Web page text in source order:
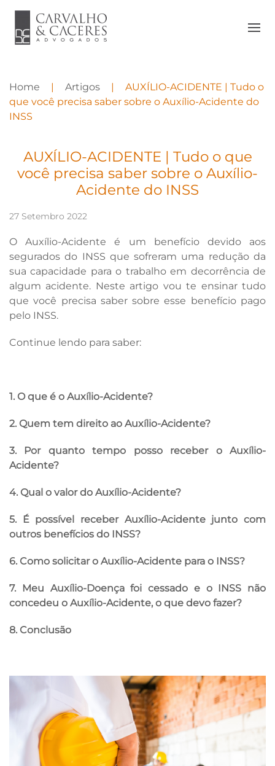
Home Artigos
AUXÍLIO-ACIDENTE | Tudo o
que você precisa saber sobre o Auxílio-Acidente do
INSS
AUXÍLIO-ACIDENTE | Tudo o que
você precisa saber sobre o Auxílio-
Acidente do INSS
27 Setembro 2022
O Auxílio-Acidente é um benefício devido aos
segurados do INSS que sofreram uma redução da
sua capacidade para o trabalho em decorrência de
algum acidente. Neste artigo vou te ensinar tudo
que você precisa saber sobre esse benefício pago
pelo INSS.
Continue lendo para saber:
1. O que é o Auxílio-Acidente?
2. Quem tem direito ao Auxílio-Acidente?
3. Por quanto tempo posso receber o Auxílio-
Acidente?
4. Qual o valor do Auxílio-Acidente?
5. É possível receber Auxílio-Acidente junto com
outros benefícios do INSS?
6. Como solicitar o Auxílio-Acidente para o INSS?
7. Meu Auxílio-Doença foi cessado e o INSS não
concedeu o Auxílio-Acidente, o que devo fazer?
8. Conclusão